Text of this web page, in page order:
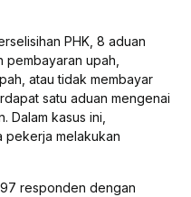
PHK, 8 aduan
upah,
atau tidak membayar
satu aduan mengenai
Dalam kasus ini,
pekerja melakukan
responden dengan